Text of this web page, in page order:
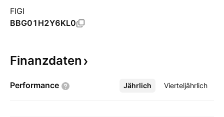
FIGI
BBG01H2Y6KL0
Finanzdaten
Performance Jährlich Vierteljährlich
Mehr